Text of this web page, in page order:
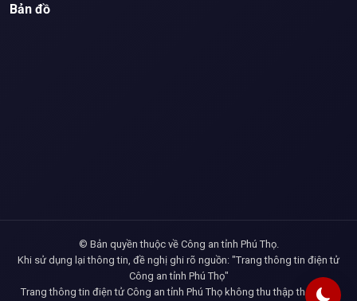
Bản đồ
© Bản quyền thuộc về Công an tỉnh Phú Thọ.
Khi sử dụng lại thông tin, đề nghị ghi rõ nguồn: "Trang thông tin điện tử
Công an tỉnh Phú Thọ"
Trang thông tin điện tử Công an tỉnh Phú Thọ không thu thập thông tin